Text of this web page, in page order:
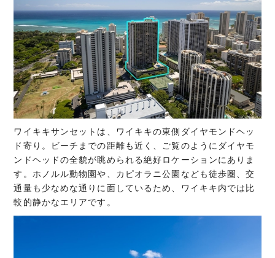
ワイキキサンセットは、ワイキキの東側ダイヤモンドヘッ
ド寄り。ビーチまでの距離も近く、ご覧のようにダイヤモ
ンドヘッドの全貌が眺められる絶好ロケーションにありま
す。ホノルル動物園や、カピオラニ公園なども徒歩圏、交
通量も少なめな通りに面しているため、ワイキキ内では比
較的静かなエリアです。